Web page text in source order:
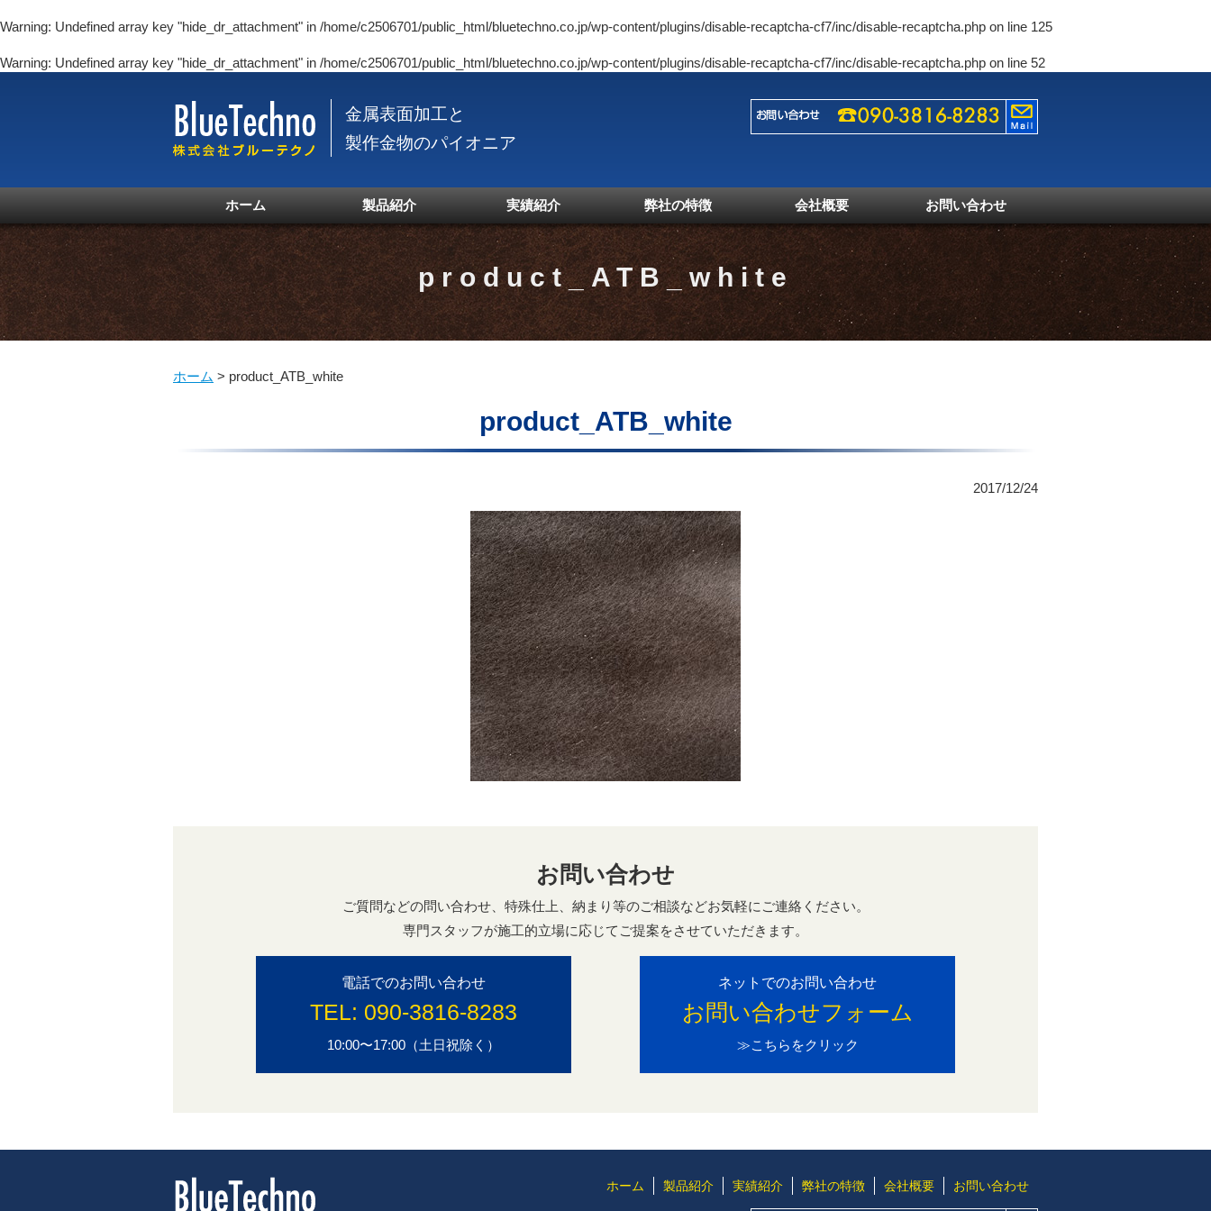
Warning: Undefined array key "hide_dr_attachment" in /home/c2506701/public_html/bluetechno.co.jp/wp-content/plugins/disable-recaptcha-cf7/inc/disable-recaptcha.php on line 125
Warning: Undefined array key "hide_dr_attachment" in /home/c2506701/public_html/bluetechno.co.jp/wp-content/plugins/disable-recaptcha-cf7/inc/disable-recaptcha.php on line 52
金属表面加工と
製作金物のパイオニア
ホーム 製品紹介 実績紹介 弊社の特徴 会社概要 お問い合わせ
product_ATB_white
ホーム > product_ATB_white
product_ATB_white
2017/12/24
お問い合わせ
ご質問などの問い合わせ、特殊仕上、納まり等のご相談などお気軽にご連絡ください。
専門スタッフが施工的立場に応じてご提案をさせていただきます。
電話でのお問い合わせ
TEL: 090-3816-8283
10:00〜17:00（土日祝除く）
ネットでのお問い合わせ
お問い合わせフォーム
≫こちらをクリック
ホーム 製品紹介 実績紹介 弊社の特徴 会社概要 お問い合わせ